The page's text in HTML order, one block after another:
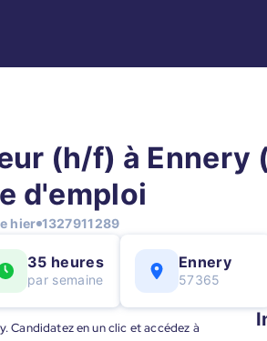
(h/f) à Ennery
d'emploi
hier 1327911289
35 heures
par semaine
Ennery
57365
Candidatez en un clic et accédez à